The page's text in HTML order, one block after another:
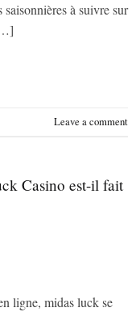
à suivre sur
Leave a comment
Casino est-il fait
ligne, midas luck se